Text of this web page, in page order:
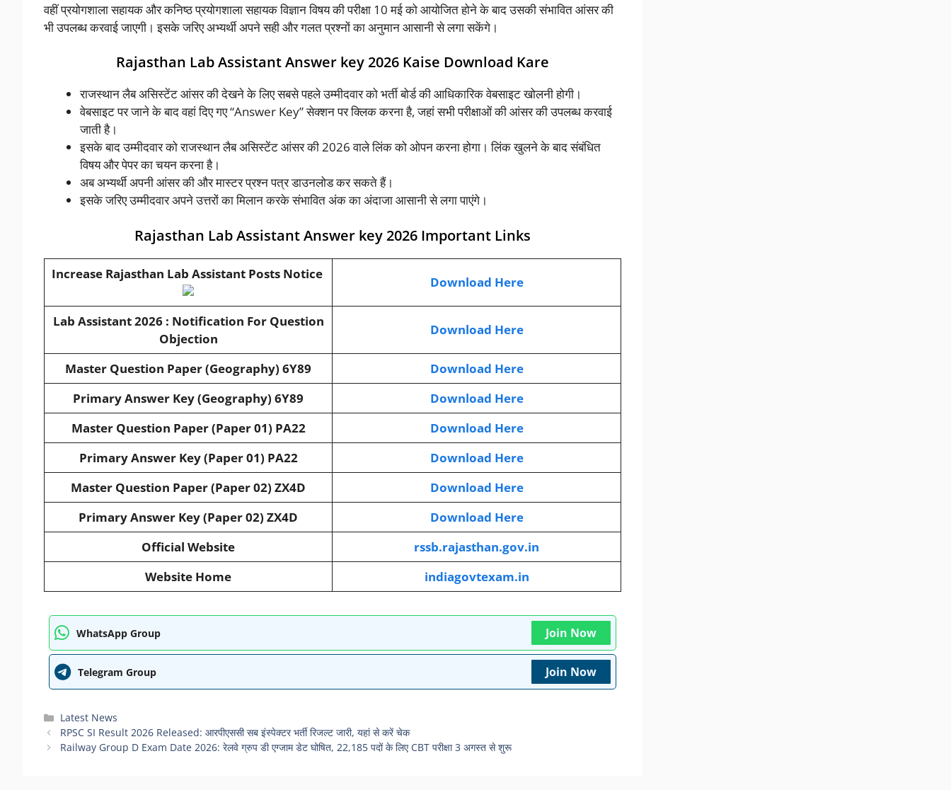
वहीं प्रयोगशाला सहायक और कनिष्ठ प्रयोगशाला सहायक विज्ञान विषय की परीक्षा 10 मई को आयोजित होने के बाद उसकी संभावित आंसर की
भी उपलब्ध करवाई जाएगी। इसके जरिए अभ्यर्थी अपने सही और गलत प्रश्नों का अनुमान आसानी से लगा सकेंगे।
Rajasthan Lab Assistant Answer key 2026 Kaise Download Kare
राजस्थान लैब असिस्टेंट आंसर की देखने के लिए सबसे पहले उम्मीदवार को भर्ती बोर्ड की आधिकारिक वेबसाइट खोलनी होगी।
वेबसाइट पर जाने के बाद वहां दिए गए “Answer Key” सेक्शन पर क्लिक करना है, जहां सभी परीक्षाओं की आंसर की उपलब्ध करवाई
जाती है।
इसके बाद उम्मीदवार को राजस्थान लैब असिस्टेंट आंसर की 2026 वाले लिंक को ओपन करना होगा। लिंक खुलने के बाद संबंधित
विषय और पेपर का चयन करना है।
अब अभ्यर्थी अपनी आंसर की और मास्टर प्रश्न पत्र डाउनलोड कर सकते हैं।
इसके जरिए उम्मीदवार अपने उत्तरों का मिलान करके संभावित अंक का अंदाजा आसानी से लगा पाएंगे।
Rajasthan Lab Assistant Answer key 2026 Important Links
Increase Rajasthan Lab Assistant Posts Notice
Download Here
Lab Assistant 2026 : Notification For Question
Objection
Download Here
Master Question Paper (Geography) 6Y89
Download Here
Primary Answer Key (Geography) 6Y89
Download Here
Master Question Paper (Paper 01) PA22
Download Here
Primary Answer Key (Paper 01) PA22
Download Here
Master Question Paper (Paper 02) ZX4D
Download Here
Primary Answer Key (Paper 02) ZX4D
Download Here
Official Website
rssb.rajasthan.gov.in
Website Home
indiagovtexam.in
WhatsApp Group Join Now
Telegram Group Join Now
Categories
Latest News
RPSC SI Result 2026 Released: आरपीएससी सब इंस्पेक्टर भर्ती रिजल्ट जारी, यहां से करें चेक
Railway Group D Exam Date 2026: रेलवे ग्रुप डी एग्जाम डेट घोषित, 22,185 पदों के लिए CBT परीक्षा 3 अगस्त से शुरू